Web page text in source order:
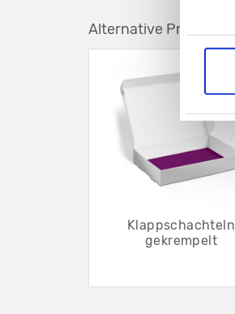
Alternative Produkte
Klappschachteln
gekrempelt